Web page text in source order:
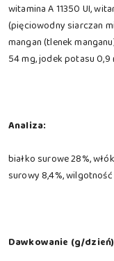
witamina A 11350 UI,
(pięciowodny siarczan
mangan (tlenek
54 mg, jodek potasu 0,9
Analiza:
białko surowe 28%,
surowy 8,4%, wilgotność
Dawkowanie (g/